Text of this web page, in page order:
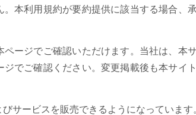
本利用規約が要約提供に該当する場合、
ージでご確認いただけます。当社は、本
でご確認ください。変更掲載後も本サイ
サービスを販売できるようになっています